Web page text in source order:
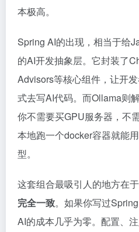
本极高。
Spring AI的出现，相当于给
的AI开发抽象层。它封装了
Advisors等核心组件，让开
式去写AI代码。而Ollama
你不需要买GPU服务器，不
本地跑一个docker容器就能
型。
这套组合最吸引人的地方在于
完全一致。如果你写过
AI的成本几乎为零。配置、